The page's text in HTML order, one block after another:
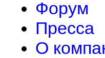
Форум
Пресса
О